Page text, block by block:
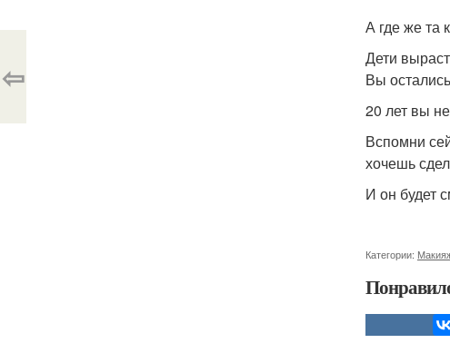
А где же та
Дети
Вы
20 лет вы
Вспомни
хочешь
И он будет
Категории:
⇦